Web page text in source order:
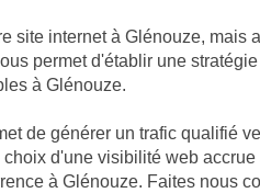
site internet à Glénouze, mais
permet d'établir une
à Glénouze.
de générer un trafic qualifié
d'une visibilité web
à Glénouze. Faites nous